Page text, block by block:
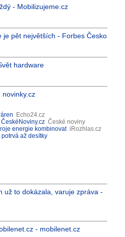
- Mobilizujeme.cz
je pět největších - Forbes Česko
hardware
Echo24.cz
České noviny
energie kombinovat iRozhlas.cz
až desítky
už to dokázala, varuje zpráva -
- mobilenet.cz